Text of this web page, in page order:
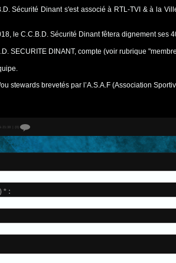
Sécurité Dinant s'est associé à RTL-TVI & à la
le C.C.B.D. Sécurité Dinant fêtera dignement ses
SECURITE DINANT, compte (voir rubrique
stewards brevetés par l’A.S.A.F (Association
21:38 {0}
* :